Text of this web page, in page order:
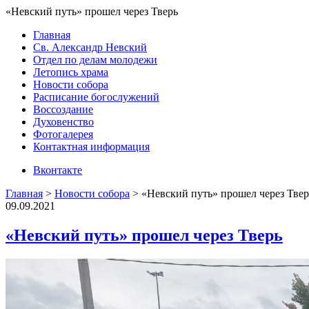
«Невский путь» прошел через Тверь
Главная
Св. Александр Невский
Отдел по делам молодежи
Летопись храма
Новости собора
Расписание богослужений
Воссоздание
Духовенство
Фотогалерея
Контактная информация
Вконтакте
Главная > Новости собора > «Невский путь» прошел через
09.09.2021
«Невский путь» прошел через Тверь